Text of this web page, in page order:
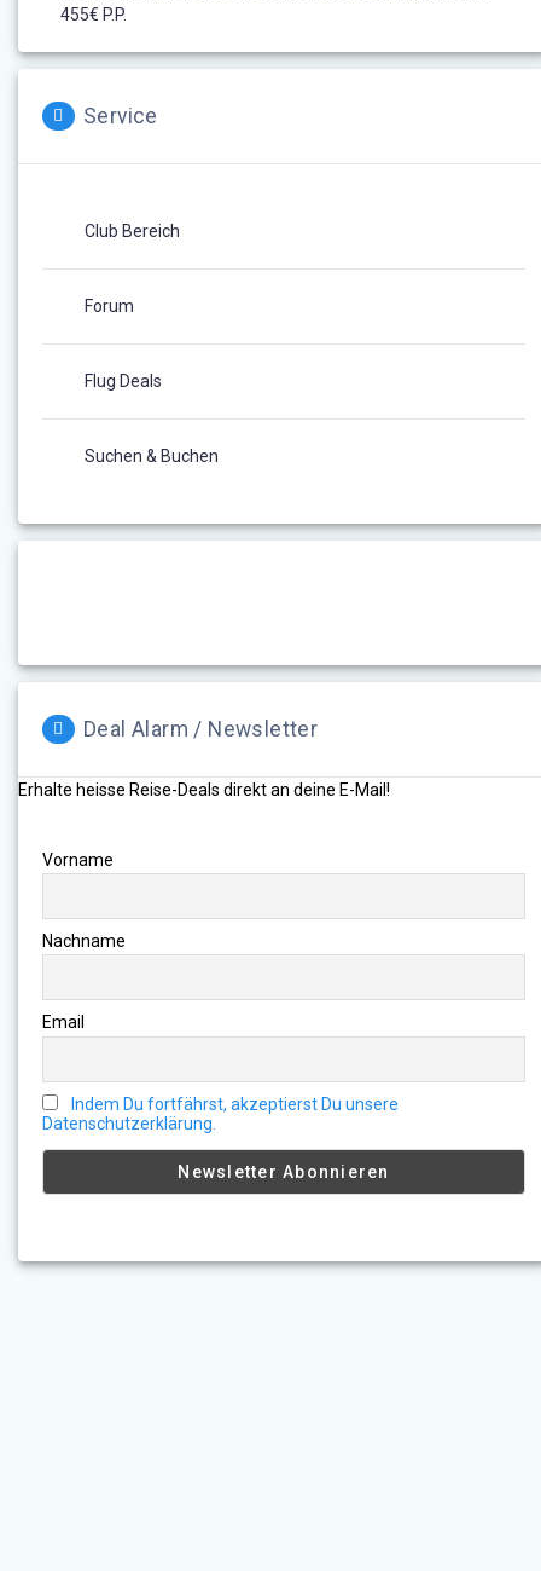
455€ P.P.
Service
Club Bereich
Forum
Flug Deals
Suchen & Buchen
Deal Alarm / Newsletter
Erhalte heisse Reise-Deals direkt an deine E-Mail!
Vorname
Nachname
Email
Indem Du fortfährst, akzeptierst Du unsere
Datenschutzerklärung.